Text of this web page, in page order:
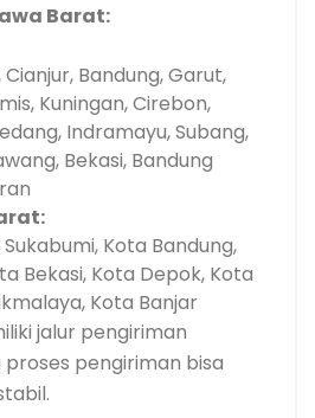
Barat:
Bandung, Garut,
Kuningan, Cirebon,
Indramayu, Subang,
Bekasi, Bandung
Kota Bandung,
Bekasi, Kota Depok, Kota
Kota Banjar
jalur pengiriman
proses pengiriman bisa